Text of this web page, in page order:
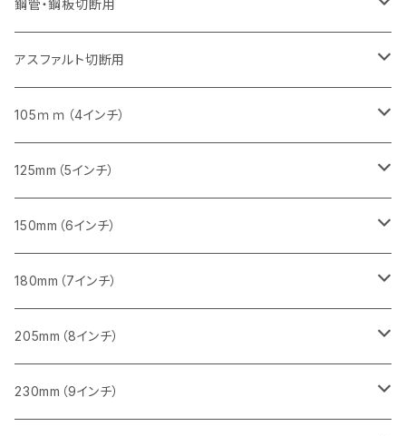
セグメントタイプ（一般道路カッター用
セグメント（一般道路カッター用
埋設鋳鉄管工事対応タイプ
セグメント（特殊凸凹加工チップ）
セグメント
セグメント（特殊凸凹加工チップ）
405mm（16インチ）
セグメント
セグメント（一般道路カッター用
473mm（18インチ）
セグメント（一般道路カッター用
セグメントタイプ
305mm（12インチ）
セグメント
セグメント（特殊凸凹加工チップ）
355mm（14インチ）
セグメント
セグメント（特殊凸凹加工チップ）
405mm（16インチ）
セグメントタイプ
砥石（補強綱入り）
砥石（補強綱入り）
355mm（14インチ）
砥石（補強綱入り）
鋼管・鋼板切断用
305mm（12インチ）
砥石（補強綱入り）
355mm（14インチ）
砥石（補強綱入り）
アスファルト切断用
255ｍｍ（10インチ）
一般道路カッター用
305ｍｍ（12インチ）
一般道路カッター用
355ｍｍ（14インチ）
一般道路カッター用
405mm（16インチ）
一般道路カッター用
455ｍｍ（18インチ）
一般道路カッター用
105ｍｍ（4インチ）
タイル切断用
みかげ石（御影石）切断用
コンクリート切断用
ブロック切断用
レンガ切断用
125mm（5インチ）
タイル切断用
みかげ石（御影石）切断用
コンクリート切断用
ブロック切断用
150mm（6インチ）
みかげ石（御影石）切断用
コンクリート切断用
ブロック切断用
180mm（7インチ）
みかげ石（御影石）切断用
コンクリート切断用
205mm（8インチ）
みかげ石（御影石）切断用
230mm（9インチ）